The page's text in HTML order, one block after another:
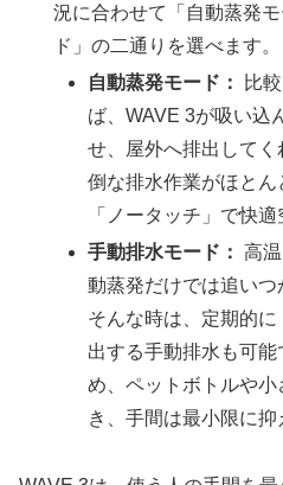
況に合わせて「自動蒸発
ド」の二通りを選べます。
自動蒸発モード：
比
ば、WAVE 3が吸い込
せ、屋外へ排出して
倒な排水作業がほと
「ノータッチ」で快
手動排水モード： 高
動蒸発だけでは追いつ
そんな時は、定期的
出する手動排水も可
め、ペットボトルや
き、手間は最小限に抑